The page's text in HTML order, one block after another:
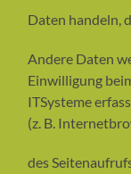
Daten handeln,
Andere Daten
Einwilligung
ITSysteme
(z. B.
des